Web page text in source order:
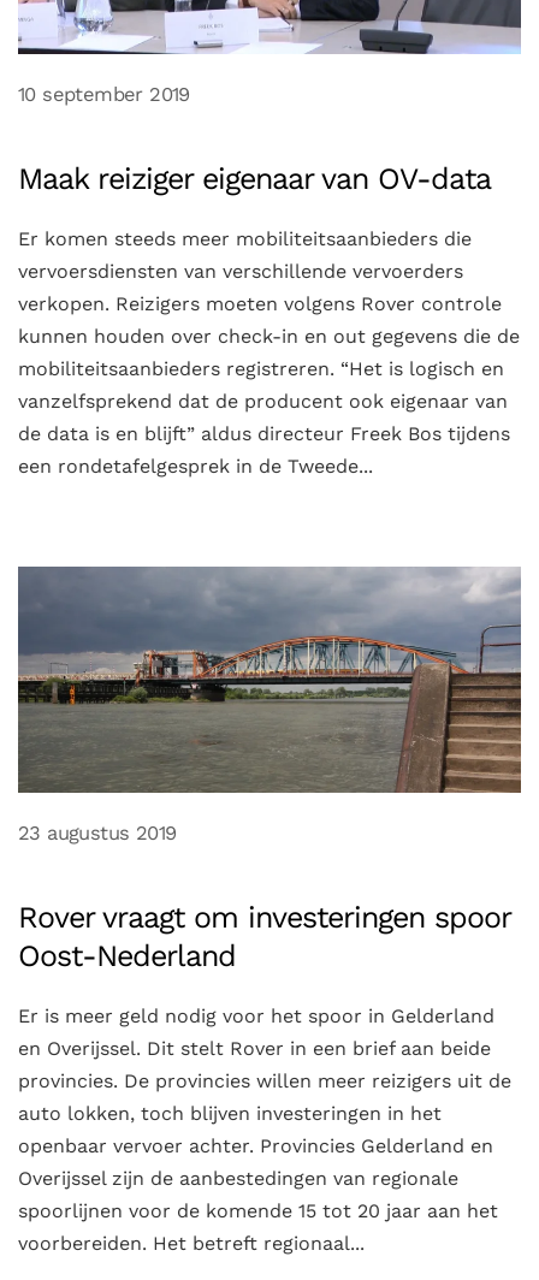
10 september 2019
Maak reiziger eigenaar van OV-data
Er komen steeds meer mobiliteitsaanbieders die
vervoersdiensten van verschillende vervoerders
verkopen. Reizigers moeten volgens Rover controle
kunnen houden over check-in en out gegevens die de
mobiliteitsaanbieders registreren. “Het is logisch en
vanzelfsprekend dat de producent ook eigenaar van
de data is en blijft” aldus directeur Freek Bos tijdens
een rondetafelgesprek in de Tweede...
23 augustus 2019
Rover vraagt om investeringen spoor
Oost-Nederland
Er is meer geld nodig voor het spoor in Gelderland
en Overijssel. Dit stelt Rover in een brief aan beide
provincies. De provincies willen meer reizigers uit de
auto lokken, toch blijven investeringen in het
openbaar vervoer achter. Provincies Gelderland en
Overijssel zijn de aanbestedingen van regionale
spoorlijnen voor de komende 15 tot 20 jaar aan het
voorbereiden. Het betreft regionaal...